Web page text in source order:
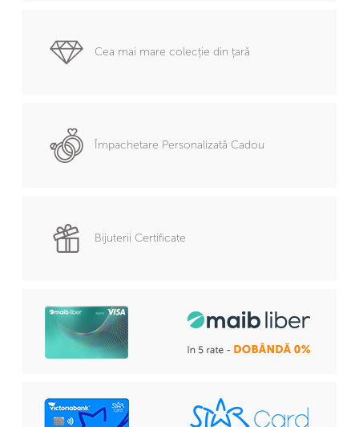
Cea mai mare colecție din țară
Împachetare Personalizată Cadou
Bijuterii Certificate